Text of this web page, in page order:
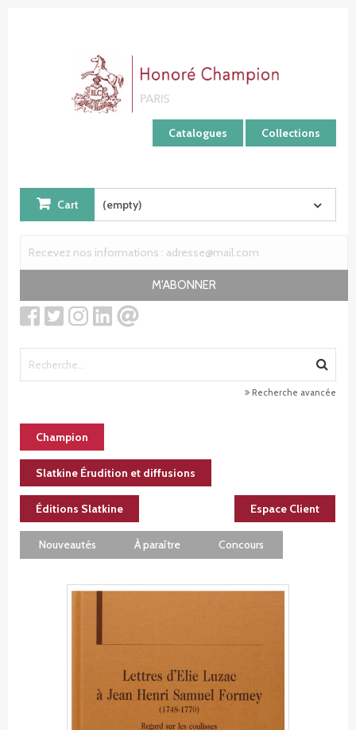
Catalogues Collections
Cart (empty)
M'ABONNER
Recherche avancée
Champion
Slatkine Érudition et diffusions
Éditions Slatkine Espace Client
Nouveautés À paraître Concours